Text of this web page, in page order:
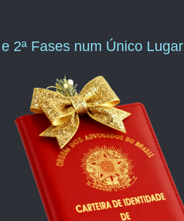
2ª Fases num Único Lugar